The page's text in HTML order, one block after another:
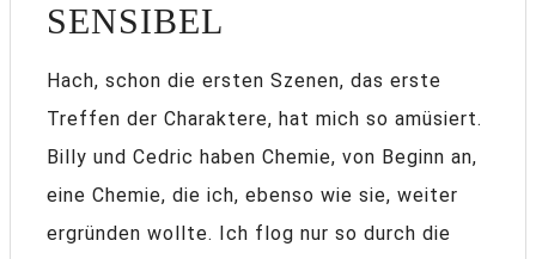
SENSIBEL
Hach, schon die ersten Szenen, das erste
Treffen der Charaktere, hat mich so amüsiert.
Billy und Cedric haben Chemie, von Beginn an,
eine Chemie, die ich, ebenso wie sie, weiter
ergründen wollte. Ich flog nur so durch die